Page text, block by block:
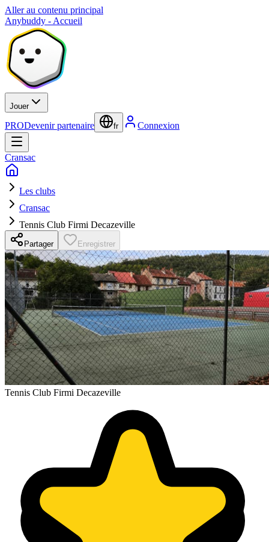
Aller au contenu principal
Anybuddy - Accueil
Jouer
PRODevenir partenaire fr Connexion
Cransac
Les clubs
Cransac
Tennis Club Firmi Decazeville
Partager Enregistrer
Tennis Club Firmi Decazeville